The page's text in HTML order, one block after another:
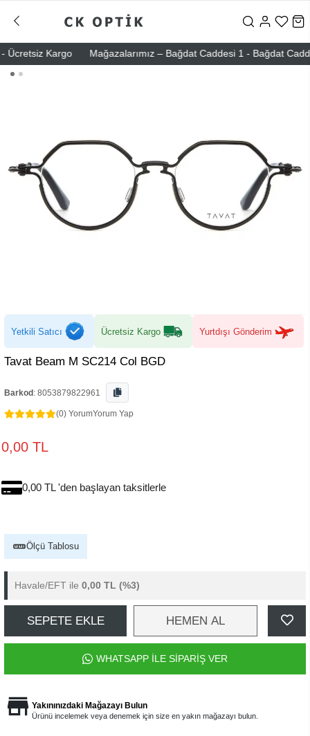
Kargo Mağazalarımız – Bağdat Caddesi 1 - Bağdat
Yetkili Satıcı Ücretsiz Kargo Yurtdışı Gönderim
Tavat Beam M SC214 Col BGD
Barkod : 8053879822961
(0) YorumYorum Yap
0,00 TL
0,00 TL 'den başlayan taksitlerle
Ölçü Tablosu
Havale/EFT ile 0,00 TL (%3)
SEPETE EKLE HEMEN AL
WHATSAPP İLE SİPARİŞ VER
Yakınınızdaki Mağazayı Bulun
Ürünü incelemek veya denemek için size en yakın mağazayı bulun.